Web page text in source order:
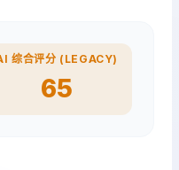
综合评分 (LEGACY)
65